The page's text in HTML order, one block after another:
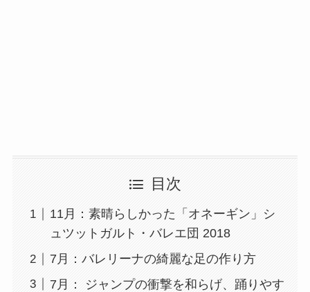
目次
11月：素晴らしかった「オネーギン」シ
ュツットガルト・バレエ団 2018
7月：バレリーナの綺麗な足の作り方
7月： ジャンプの衝撃を和らげ、踊りやす